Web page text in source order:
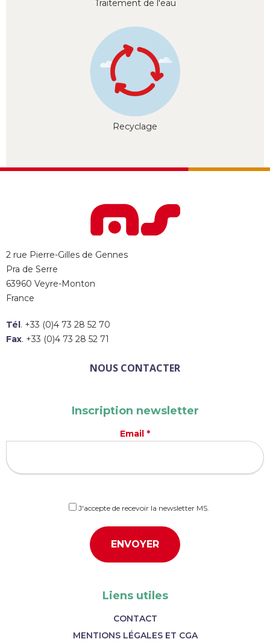
Traitement de l'eau
Recyclage
2 rue Pierre-Gilles de Gennes
Pra de Serre
63960 Veyre-Monton
France
Tél. +33 (0)4 73 28 52 70
Fax. +33 (0)4 73 28 52 71
NOUS CONTACTER
Inscription newsletter
Email *
J'accepte de recevoir la newsletter MS.
Liens utiles
CONTACT
MENTIONS LÉGALES ET CGA